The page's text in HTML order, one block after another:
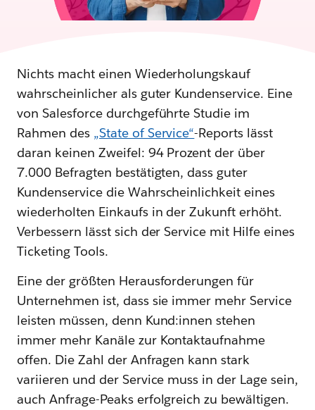
Nichts macht einen Wiederholungskauf
wahrscheinlicher als guter Kundenservice. Eine
von Salesforce durchgeführte Studie im
Rahmen des „State of Service“-Reports lässt
daran keinen Zweifel: 94 Prozent der über
7.000 Befragten bestätigten, dass guter
Kundenservice die Wahrscheinlichkeit eines
wiederholten Einkaufs in der Zukunft erhöht.
Verbessern lässt sich der Service mit Hilfe eines
Ticketing Tools.
Eine der größten Herausforderungen für
Unternehmen ist, dass sie immer mehr Service
leisten müssen, denn Kund:innen stehen
immer mehr Kanäle zur Kontaktaufnahme
offen. Die Zahl der Anfragen kann stark
variieren und der Service muss in der Lage sein,
auch Anfrage-Peaks erfolgreich zu bewältigen.